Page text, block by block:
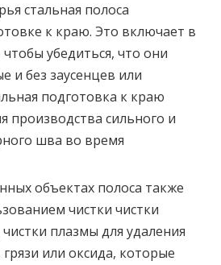
стальная полоса
к краю. Это включает в
чтобы убедиться, что они
и без заусенцев или
подготовка к краю
производства сильного и
шва во время
объектах полоса также
чистки чистки
плазмы для удаления
или оксида, которые